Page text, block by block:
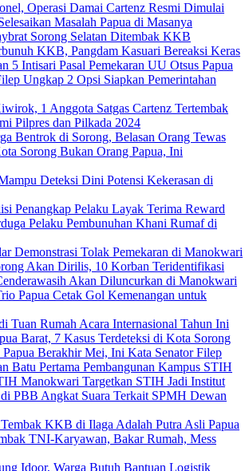
Operasi Damai Cartenz Resmi Dimulai
Masalah Papua di Masanya
Sorong Selatan Ditembak KKB
KKB, Pangdam Kasuari Bereaksi Keras
5 Intisari Pasal Pemekaran UU Otsus Papua
Ungkap 2 Opsi Siapkan Pemerintahan
1 Anggota Satgas Cartenz Tertembak
Pilpres dan Pilkada 2024
Bentrok di Sorong, Belasan Orang Tewas
Sorong Bukan Orang Papua, Ini
Deteksi Dini Potensi Kekerasan di
Penangkap Pelaku Layak Terima Reward
Pelaku Pembunuhan Khani Rumaf di
Demonstrasi Tolak Pemekaran di Manokwari
Akan Dirilis, 10 Korban Teridentifikasi
Akan Diluncurkan di Manokwari
Papua Cetak Gol Kemenangan untuk
Tuan Rumah Acara Internasional Tahun Ini
Barat, 7 Kasus Terdeteksi di Kota Sorong
Papua Berakhir Mei, Ini Kata Senator Filep
Batu Pertama Pembangunan Kampus STIH
Manokwari Targetkan STIH Jadi Institut
PBB Angkat Suara Terkait SPMH Dewan
KKB di Ilaga Adalah Putra Asli Papua
TNI-Karyawan, Bakar Rumah, Mess
Idoor, Warga Butuh Bantuan Logistik